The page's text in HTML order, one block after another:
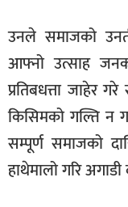
अन्य
समाज
शिक्षा
विचार
स्वास्थ्य
उनले समाजको
आफ्नो उत्साह
प्रतिबधत्ता जाहेर
किसिमको गल्ति न
सम्पूर्ण समाजको
हाथेमालो गरि